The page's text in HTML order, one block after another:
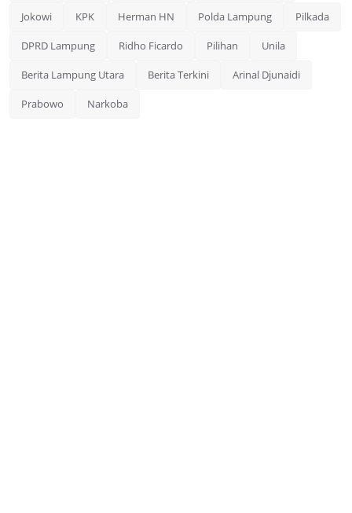
Jokowi KPK Herman HN Polda Lampung Pilkada
DPRD Lampung Ridho Ficardo Pilihan Unila
Berita Lampung Utara Berita Terkini Arinal Djunaidi
Prabowo Narkoba